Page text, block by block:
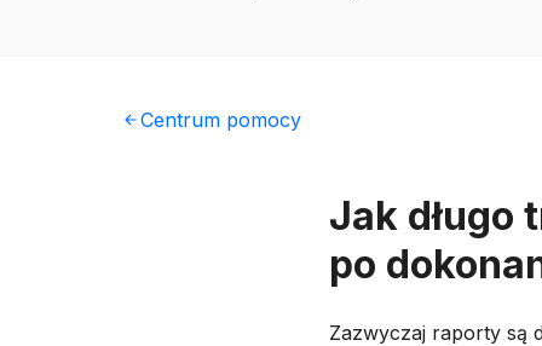
Centrum pomocy
Jak długo
po
Zazwyczaj raporty są